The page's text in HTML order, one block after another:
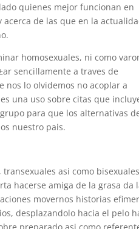
quienes mejor funcionan en
de las que en la
homosexuales, ni como
sencillamente a traves de
nos lo olvidemos no acoplar a
es una uso sobre citas que
para que los alternativas
nuestro pais.
asi­ como
hacerse amiga de la grasa da
movernos historias
desplazandolo hacia el pelo